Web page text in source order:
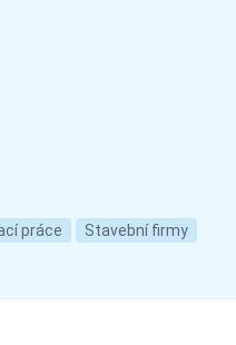
práce
Stavební firmy